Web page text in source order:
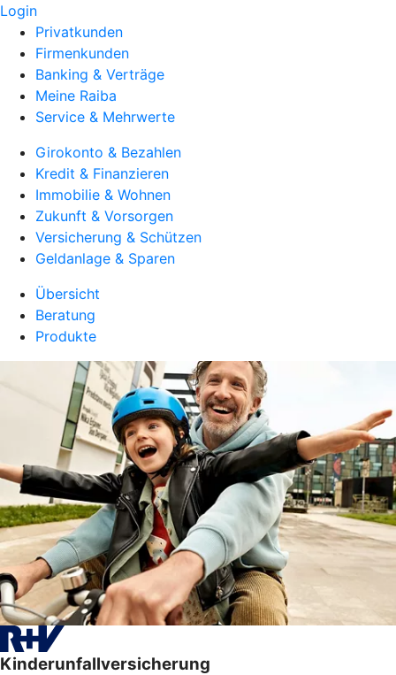
Login
Privatkunden
Firmenkunden
Banking & Verträge
Meine Raiba
Service & Mehrwerte
Girokonto & Bezahlen
Kredit & Finanzieren
Immobilie & Wohnen
Zukunft & Vorsorgen
Versicherung & Schützen
Geldanlage & Sparen
Übersicht
Beratung
Produkte
Kinderunfallversicherung